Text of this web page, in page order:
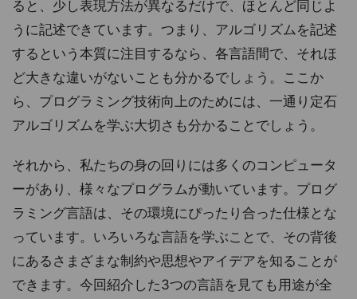
ると、少し表現方法が異なるだけで、ほとんど同じよ
うに記述できています。つまり、アルゴリズムを記述
するという本質に注目するなら、各言語間で、それほ
ど大きな違いがないことも分かるでしょう。ここか
ら、プログラミング技術向上のためには、一通り定石
アルゴリズムを学ぶ大切さも分かることでしょう。
それから、私たちの身の回りには多くのコンピュータ
ーがあり、様々なプログラムが動いています。プログ
ラミング言語は、その環境にぴったり合った仕様とな
っています。いろいろな言語を学ぶことで、その背後
にあるさまざまな制約や思想やアイデアを知ることが
できます。今回紹介した3つの言語を見ても用途が全